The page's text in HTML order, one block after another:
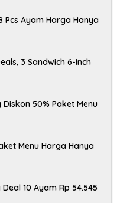
Pcs Ayam Harga Hanya
3 Sandwich 6-Inch
50% Paket Menu
Menu Harga Hanya
10 Ayam Rp 54.545